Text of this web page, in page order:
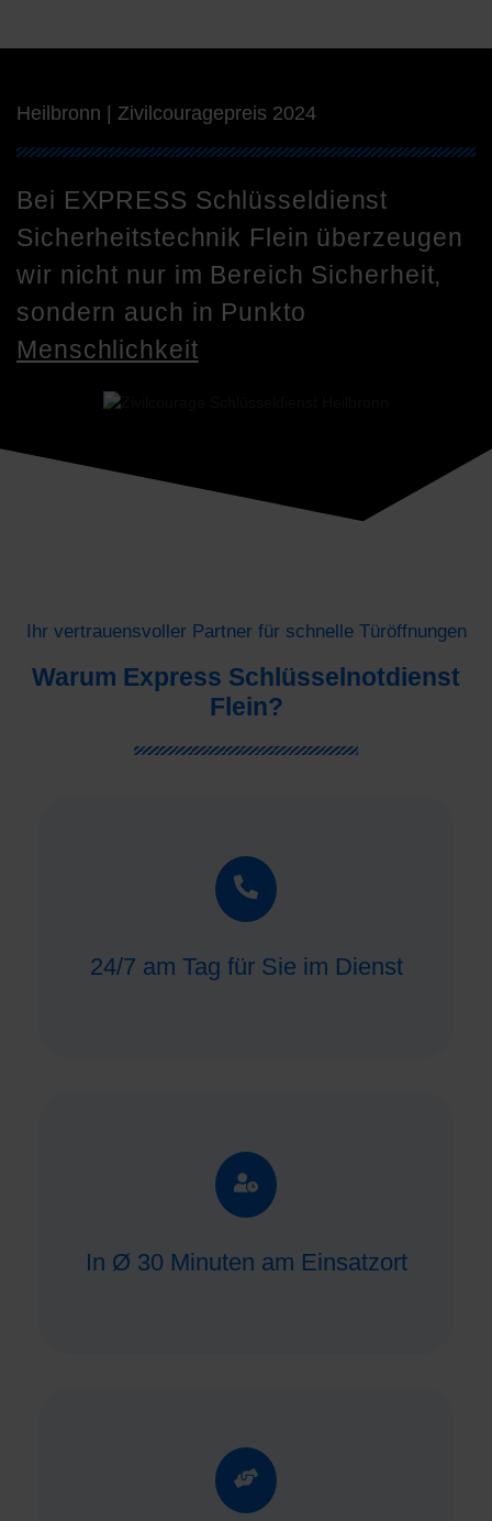
Heilbronn | Zivilcouragepreis 2024
Bei EXPRESS Schlüsseldienst
Sicherheitstechnik Flein überzeugen
wir nicht nur im Bereich Sicherheit,
sondern auch in Punkto
Menschlichkeit
Ihr vertrauensvoller Partner für schnelle Türöffnungen
Warum Express Schlüsselnotdienst
Flein?
24/7 am Tag für Sie im Dienst
In Ø 30 Minuten am Einsatzort